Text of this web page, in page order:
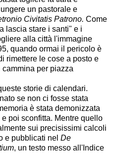
un pastorale e
Civitatis Patrono. Come
lascia stare i santi" e i
alla città l'immagine
quando ormai il pericolo è
rimettere le cose a posto e
per piazza
storie di calendari.
se non ci fosse stata
è stata demonizzata
poi sconfitta. Mentre quello
sui precisissimi calcoli
e pubblicati nel De
, un testo messo all'Indice